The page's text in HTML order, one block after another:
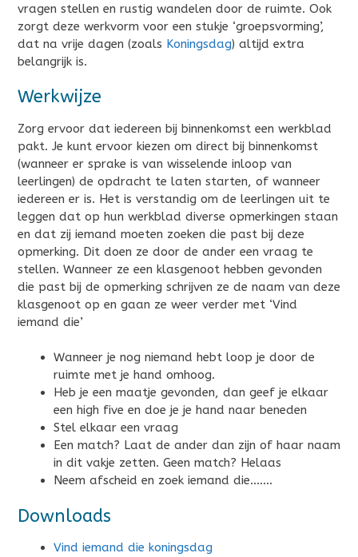
vragen stellen en rustig wandelen door de ruimte. Ook
zorgt deze werkvorm voor een stukje ‘groepsvorming’,
dat na vrije dagen (zoals Koningsdag) altijd extra
belangrijk is.
Werkwijze
Zorg ervoor dat iedereen bij binnenkomst een werkblad
pakt. Je kunt ervoor kiezen om direct bij binnenkomst
(wanneer er sprake is van wisselende inloop van
leerlingen) de opdracht te laten starten, of wanneer
iedereen er is. Het is verstandig om de leerlingen uit te
leggen dat op hun werkblad diverse opmerkingen staan
en dat zij iemand moeten zoeken die past bij deze
opmerking. Dit doen ze door de ander een vraag te
stellen. Wanneer ze een klasgenoot hebben gevonden
die past bij de opmerking schrijven ze de naam van deze
klasgenoot op en gaan ze weer verder met ‘Vind
iemand die’
Wanneer je nog niemand hebt loop je door de
ruimte met je hand omhoog.
Heb je een maatje gevonden, dan geef je elkaar
een high five en doe je je hand naar beneden
Stel elkaar een vraag
Een match? Laat de ander dan zijn of haar naam
in dit vakje zetten. Geen match? Helaas
Neem afscheid en zoek iemand die…….
Downloads
Vind iemand die koningsdag